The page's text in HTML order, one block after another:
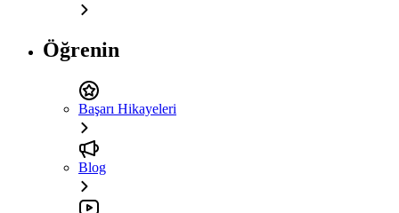
Öğrenin
Başarı Hikayeleri
Blog